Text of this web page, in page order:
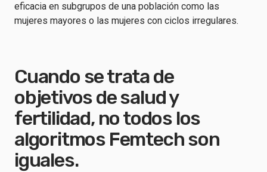
eficacia en subgrupos de una población como las
mujeres mayores o las mujeres con ciclos irregulares.
Cuando se trata de
objetivos de salud y
fertilidad, no todos los
algoritmos Femtech son
iguales.